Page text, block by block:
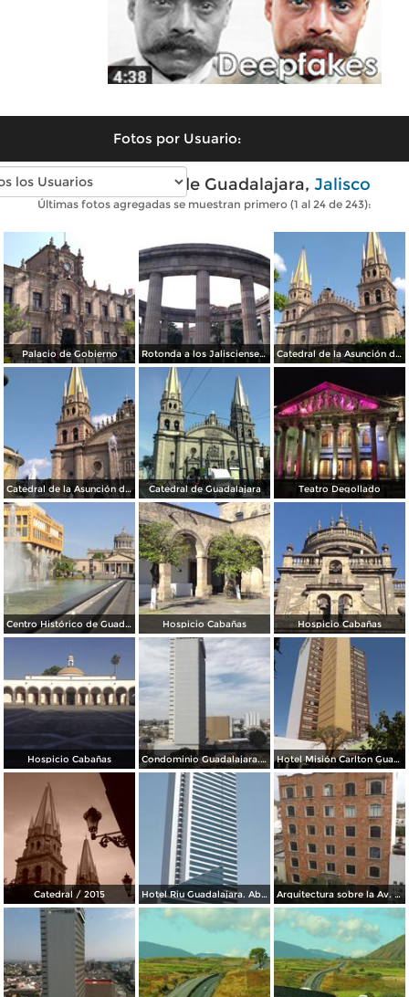
Fotos por Usuario:
Fotos modernas de Guadalajara, Jalisco
Últimas fotos agregadas se muestran primero (1 al 24 de 243):
Palacio de Gobierno Rotonda a los Jaliscienses Ilustres Catedral de la Asunción de María Santísima
Catedral de la Asunción de María Santísima Catedral de Guadalajara Teatro Degollado
Centro Histórico de Guadalajara Hospicio Cabañas Hospicio Cabañas
Hospicio Cabañas Condominio Guadalajara. Marzo/2016 Hotel Misión Carlton Guadalajara. Marzo/2016
Catedral / 2015 Hotel Riu Guadalajara. Abril/2015 Arquitectura sobre la Av. Juárez. Abril/2015